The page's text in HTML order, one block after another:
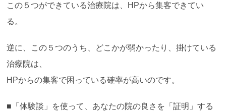
この５つができている治療院は、HPから集客できてい
る。
逆に、この５つのうち、どこかが弱かったり、掛けている
治療院は、
HPからの集客で困っている確率が高いのです。
■「体験談」を使って、あなたの院の良さを「証明」する